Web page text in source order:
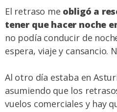
El retraso me obligó a
tener que hacer noche
no podía conducir de
espera, viaje y cansancio.
Al otro día estaba en
asumiendo que los
vuelos comerciales y hay